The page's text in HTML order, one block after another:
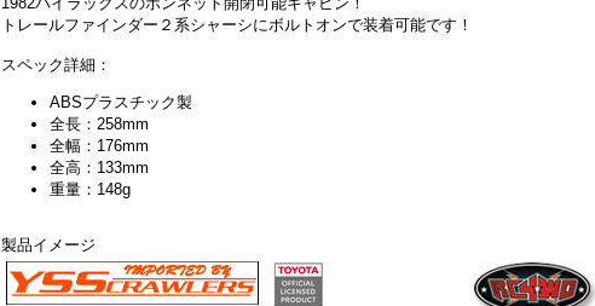
トレールファインダー２系シャーシにボルトオンで装着可能です！
スペック詳細：
ABSプラスチック製
全長：258mm
全幅：176mm
全高：133mm
重量：148g
製品イメージ